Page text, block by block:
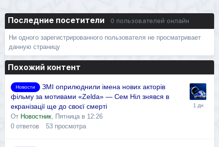
Последние посетители 0 пользователей онлайн
Ни одного зарегистрированного пользователя не просматривает
данную страницу
Похожий контент
Новости
ЗМІ оприлюднили імена нових акторів
фільму за мотивами «Zelda» — Сем Ніл знявся в
екранізації ще до своєї смерті
От Новостник
Пятница в 12:26
0 ответов 53 просмотра